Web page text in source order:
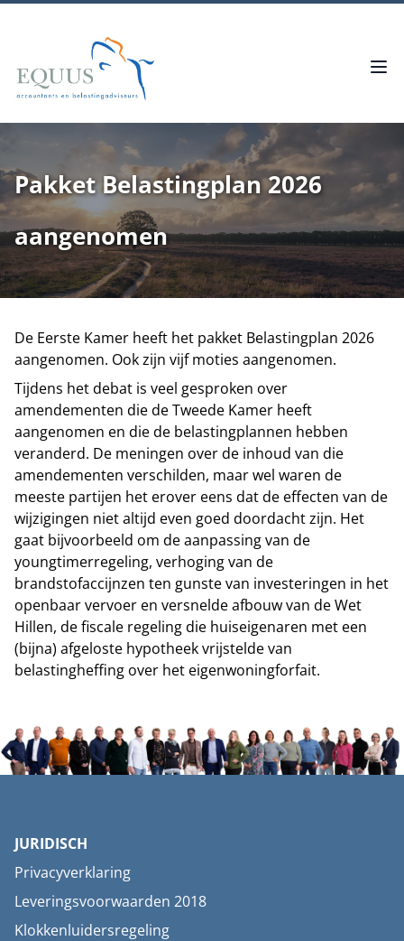
Pakket Belastingplan 2026
aangenomen
De Eerste Kamer heeft het pakket Belastingplan 2026
aangenomen. Ook zijn vijf moties aangenomen.
Tijdens het debat is veel gesproken over
amendementen die de Tweede Kamer heeft
aangenomen en die de belastingplannen hebben
veranderd. De meningen over de inhoud van die
amendementen verschilden, maar wel waren de
meeste partijen het erover eens dat de effecten van de
wijzigingen niet altijd even goed doordacht zijn. Het
gaat bijvoorbeeld om de aanpassing van de
youngtimerregeling, verhoging van de
brandstofaccijnzen ten gunste van investeringen in het
openbaar vervoer en versnelde afbouw van de Wet
Hillen, de fiscale regeling die huiseigenaren met een
(bijna) afgeloste hypotheek vrijstelde van
belastingheffing over het eigenwoningforfait.
JURIDISCH
Privacyverklaring
Leveringsvoorwaarden 2018
Klokkenluidersregeling